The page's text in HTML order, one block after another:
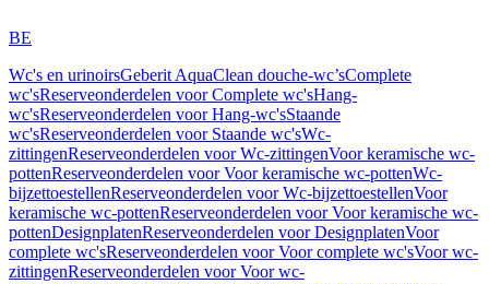
BE
Wc's en urinoirsGeberit AquaClean douche-wc’sComplete
wc'sReserveonderdelen voor Complete wc'sHang-
wc'sReserveonderdelen voor Hang-wc'sStaande
wc'sReserveonderdelen voor Staande wc'sWc-
zittingenReserveonderdelen voor Wc-zittingenVoor keramische wc-
pottenReserveonderdelen voor Voor keramische wc-pottenWc-
bijzettoestellenReserveonderdelen voor Wc-bijzettoestellenVoor
keramische wc-pottenReserveonderdelen voor Voor keramische wc-
pottenDesignplatenReserveonderdelen voor DesignplatenVoor
complete wc'sReserveonderdelen voor Voor complete wc'sVoor wc-
zittingenReserveonderdelen voor Voor wc-